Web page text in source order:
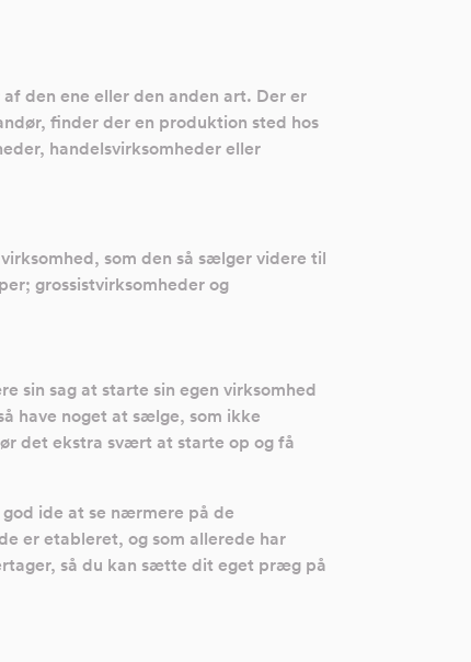
den ene eller den anden art. Der er
finder der en produktion sted hos
handelsvirksomheder eller
som den så sælger videre til
grossistvirksomheder og
sin sag at starte sin egen virksomhed
have noget at sælge, som ikke
det ekstra svært at starte op og få
ide at se nærmere på de
er etableret, og som allerede har
så du kan sætte dit eget præg på